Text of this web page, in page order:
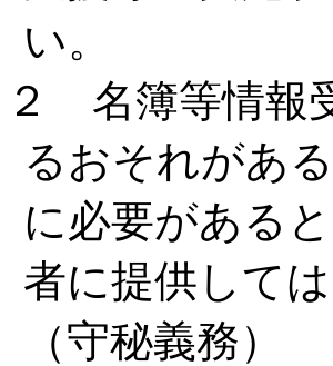
い。
２ 名簿等情報
るおそれがあ
に必要がある
者に提供して
（守秘義務）